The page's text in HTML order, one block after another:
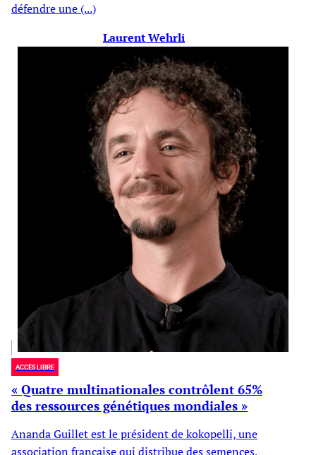
défendre une (...)
Laurent Wehrli
ACCÈS LIBRE
« Quatre multinationales contrôlent 65%
des ressources génétiques mondiales »
Ananda Guillet est le président de kokopelli, une
association française qui distribue des semences,